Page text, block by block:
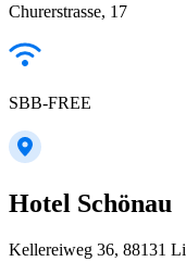
Churerstrasse, 17
SBB-FREE
Hotel Schönau
Kellereiweg 36, 88131